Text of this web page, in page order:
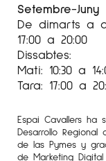
Setembre-Juny
De dimarts a
17:00 a 20:00
Dissabtes:
Mati: 10:30 a
Tara: 17:00 a
Espai Cavallers ha
Desarrollo
de las Pymes y
de Marketing